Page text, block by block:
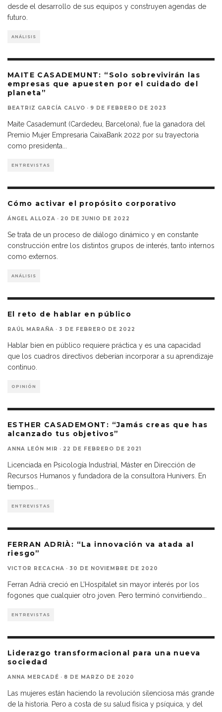
desde el desarrollo de sus equipos y construyen agendas de
futuro.
ANÁLISIS
MAITE CASADEMUNT: “Solo sobrevivirán las
empresas que apuesten por el cuidado del
planeta”
BEATRIZ GARCÍA CALVO · 9 DE FEBRERO DE 2023
Maite Casademunt (Cardedeu, Barcelona), fue la ganadora del
Premio Mujer Empresaria CaixaBank 2022 por su trayectoria
como presidenta
ENTREVISTAS
Cómo activar el propósito corporativo
ÁNGEL ALLOZA · 20 DE JUNIO DE 2022
Se trata de un proceso de diálogo dinámico y en constante
construcción entre los distintos grupos de interés, tanto internos
como externos.
ANÁLISIS
El reto de hablar en público
RAÚL MARAÑA · 3 DE FEBRERO DE 2022
Hablar bien en público requiere práctica y es una capacidad
que los cuadros directivos deberían incorporar a su aprendizaje
continuo.
OPINIÓN
ESTHER CASADEMONT: “Jamás creas que has
alcanzado tus objetivos”
ANNA LEÓN MIR · 22 DE FEBRERO DE 2021
Licenciada en Psicología Industrial, Máster en Dirección de
Recursos Humanos y fundadora de la consultora Hunivers. En
tiempos
ENTREVISTAS
FERRAN ADRIÀ: “La innovación va atada al
riesgo”
VICTOR RECACHA · 30 DE NOVIEMBRE DE 2020
Ferran Adrià creció en L’Hospitalet sin mayor interés por los
fogones que cualquier otro joven. Pero terminó convirtiendo
ENTREVISTAS
Liderazgo transformacional para una nueva
sociedad
ANNA MERCADÉ · 8 DE MARZO DE 2020
Las mujeres están haciendo la revolución silenciosa más grande
de la historia. Pero a costa de su salud física y psíquica, y del